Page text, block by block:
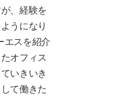
、経験を
うになり
エスを紹介
オフィス
いきいき
て働きた